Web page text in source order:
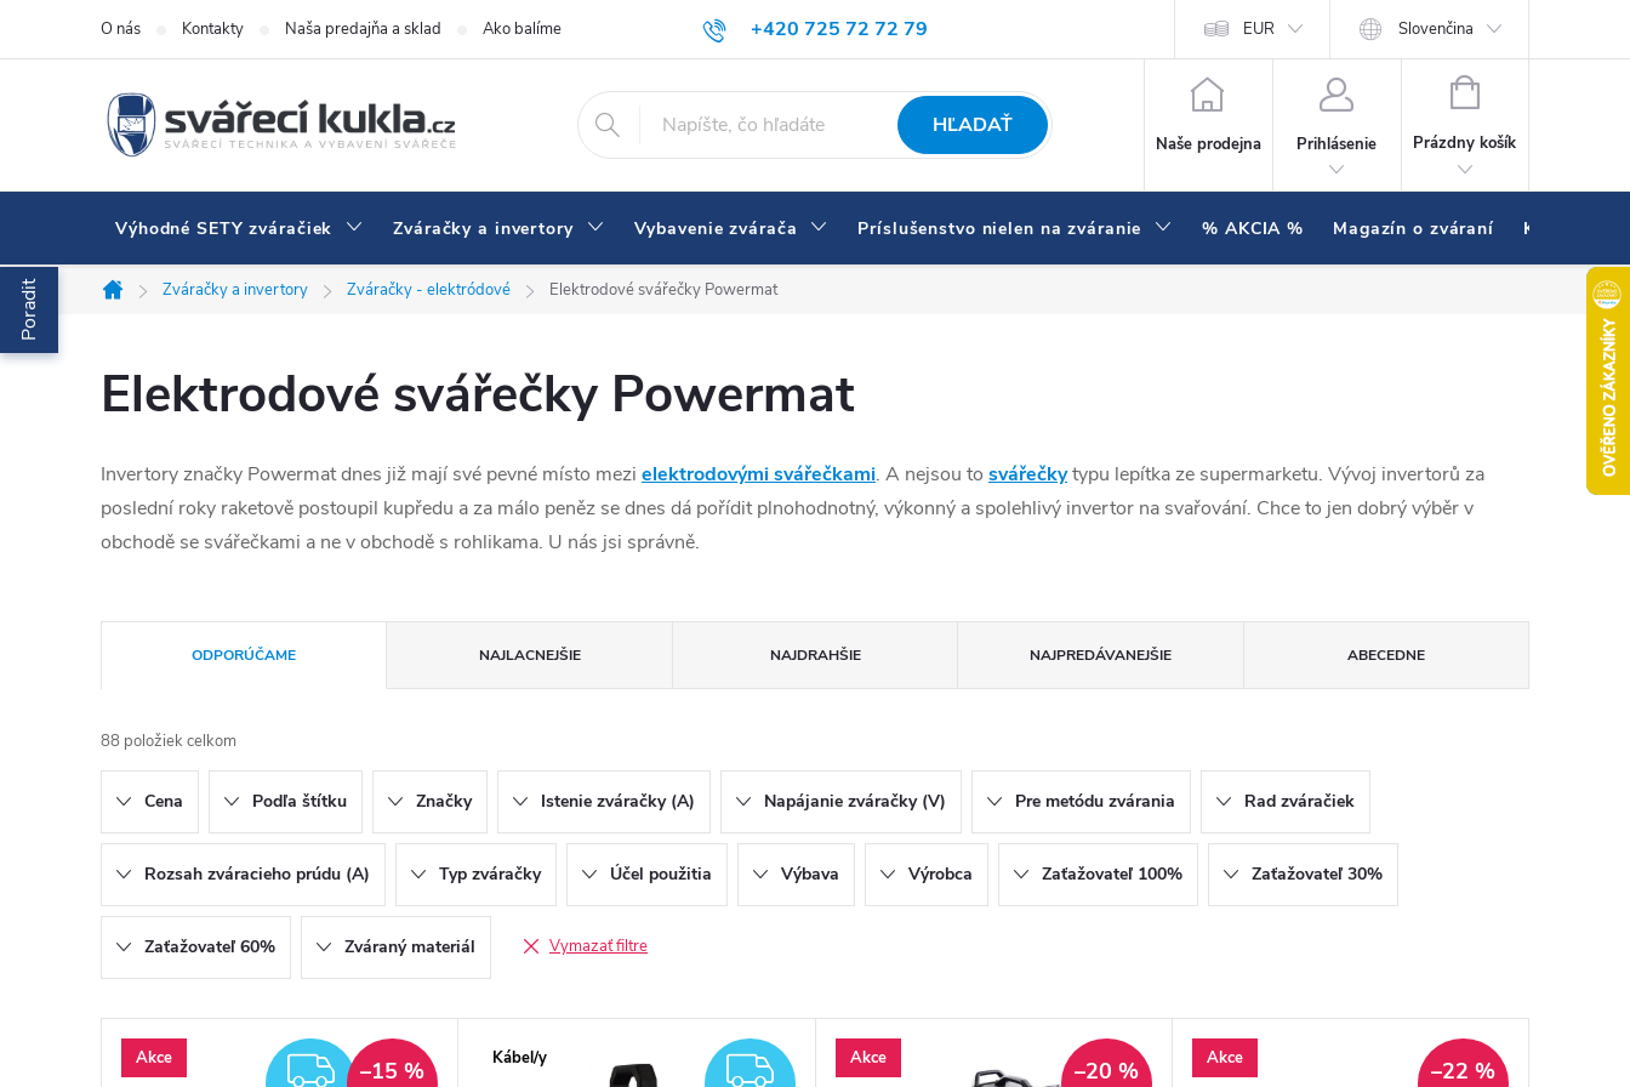
Prejsť na obsah +420 725 72 72 79
eshop@svarecikukla.cz
O nás Kontakty Naša predajňa a sklad Ako balíme Doprava a platba Prečo nakupovať u nás Zváračky a vybavenie testujeme v praxi Hodnotenie obchodu
EUR Slovenčina
HĽADAŤ
Naše prodejna Prihlásenie
NÁKUPNÝ KOŠÍK
Prázdny košík
Výhodné SETY zváračiek Zváračky a invertory Vybavenie zvárača Príslušenstvo nielen na zváranie % AKCIA % Magazín o zváraní Kontakty
Domov
Zváračky a invertory Zváračky - elektródové Elektrodové svářečky Powermat
Elektrodové svářečky Powermat
Invertory značky Powermat dnes již mají své pevné místo mezi elektrodovými svářečkami. A nejsou to svářečkytypu lepítka ze supermarketu. Vývoj invertorů za
poslední roky raketově postoupil kupředu a za málo peněz se dnes dá pořídit plnohodnotný, výkonný a spolehlivý invertor na svařování. Chce to jen dobrý výběr v
obchodě se svářečkami a ne v obchodě s rohlikama. U nás jsi správně.
Radenie produktov
ODPORÚČAME NAJLACNEJŠIE NAJDRAHŠIE NAJPREDÁVANEJŠIE ABECEDNE
88 položiek celkom
Cena Podľa štítku Značky Istenie zváračky (A) Napájanie zváračky (V) Pre metódu zvárania Rad zváračiek
Rozsah zváracieho prúdu (A) Typ zváračky Účel použitia Výbava Výrobca Zaťažovateľ 100% Zaťažovateľ 30%
Zaťažovateľ 60% Zváraný materiál Vymazať filtre
Výpis produktov
Akce
ZADARMO
–15 %
Kábel/y
ZADARMO
Akce
–20 %
Akce
–22 %
Poradit